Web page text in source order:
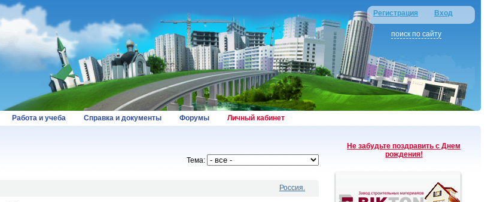
Регистрация Вход
поиск по сайту
Работа и учеба Справка и документы Форумы Личный кабинет
Тема:
Россия.
Не забудьте поздравить с Днем
рождения!